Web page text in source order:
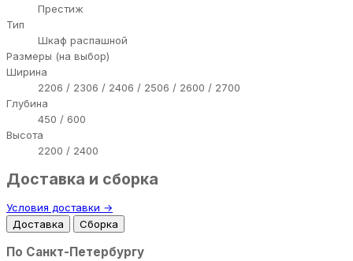
Престиж
Тип
Шкаф распашной
Размеры (на выбор)
Ширина
2206 / 2306 / 2406 / 2506 / 2600 / 2700
Глубина
450 / 600
Высота
2200 / 2400
Доставка и сборка
Условия доставки →
Доставка
Сборка
По Санкт-Петербургу